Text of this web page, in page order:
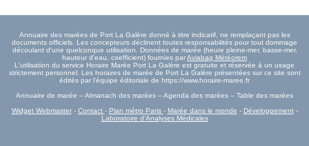
Annuaire des marées de Port La Galère donné à titre indicatif, ne remplaçant pas les
documents officiels. Les concepteurs déclinent toutes responsabilités pour tout dommage
découlant d'une quelconque utilisation. Données de marée (heure pleine-mer, basse-mer,
hauteur d'eau, coefficient) fournies parAviabag Météorem
L'utilisation du service Horaire Marée Port La Galère est gratuite et réservée à un usage
strictement personnel. Les horaires de marée de Port La Galère présentées sur ce site sont
édités par l'équipe éditoriale de https://www.horaire-maree.fr
Annuaire de marée – Almanach des marées – Agenda des marées – Table des marées
Widget Webmaster- Contact - Plan métro Paris - Marée dans le monde - Développement-
Laboratoire d'Analyses Médicales